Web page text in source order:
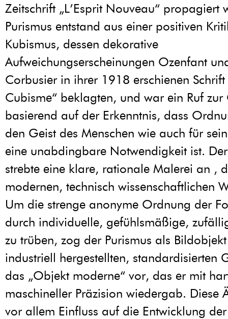
Zeitschrift „L’Esprit Nouveau“ propagiert
Purismus entstand aus einer positiven
Kubismus, dessen dekorative
Aufweichungserscheinungen Ozenfant
Corbusier in ihrer 1918 erschienen Schrift
Cubisme“ beklagten, und war ein Ruf
basierend auf der Erkenntnis, dass
den Geist des Menschen wie auch für
eine unabdingbare Notwendigkeit ist.
strebte eine klare, rationale Malerei an ,
modernen, technisch wissenschaftlichen
Um die strenge anonyme Ordnung der
durch individuelle, gefühlsmäßige,
zu trüben, zog der Purismus als
industriell hergestellten, standardisierten
das „Objekt moderne“ vor, das er mit
maschineller Präzision wiedergab. Diese
vor allem Einfluss auf die Entwicklung